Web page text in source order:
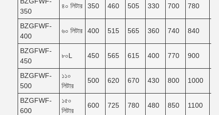
350
৪০ লিটার 350 460 505 330 700 780
BZGFWF-
400
৬০ লিটার 400 515 565 360 740 840
BZGFWF-
450
৮০L 450 565 615 400 770 900
BZGFWF-
500
১১০
লিটার
500 620 670 430 800 1000
BZGFWF-
600
১৫০
লিটার
600 725 780 480 850 1100